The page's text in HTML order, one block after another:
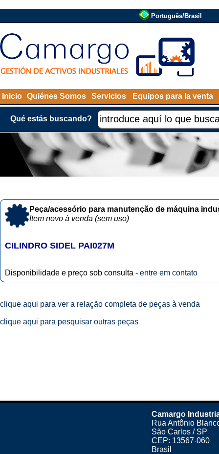
Português/Brasil
Inicio Quiénes Somos Servicios Equipos para la venta
Qué estás buscando?
Peça/acessório para manutenção de máquina
Item novo à venda (sem uso)
CILINDRO SIDEL PAI027M
Disponibilidade e preço sob consulta - entre em contato
clique aqui para ver a relação completa de peças à venda
clique aqui para pesquisar outras peças
Camargo
Rua Antônio
São Carlos / SP
CEP: 13567-060
Brasil